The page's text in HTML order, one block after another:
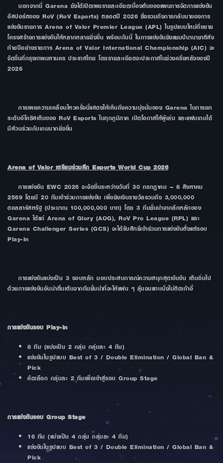
นอกจากนี้ Garena ยังได้เปิดเผยรายละเอียดเบื้องต้นของแผนการจัดการแข่งขัน
อีสปอร์ตของ RoV (RoV Esports) ตลอดปี 2026 ซึ่งรวมถึงการกลับมาของการ
แข่งขันรายการ Arena of Valor Premier League (APL) ในรูปแบบใหม่ที่ขยาย
โครงสร้างการแข่งขันให้หลากหลายยิ่งขึ้น พร้อมกันนี้ ในการแข่งขันชิงแชมป์นานาชาติส่ง
ท้ายปีอย่างรายการ Arena of Valor International Championship (AIC) จะ
จัดขึ้นที่กรุงเทพมหานคร ประเทศไทย โดยรายละเอียดจะประกาศในช่วงครึ่งหลังของปี
2026
การเผยความเคลื่อนไหวครั้งนี้แสดงให้เห็นถึงความมุ่งมั่นของ Garena ในการยก
ระดับอีโคซิสเต็มของ RoV Esports ในทุกภูมิภาค เปิดโอกาสให้ผู้เล่น และแฟนเกมได้
มีส่วนร่วมกับเกมมากยิ่งขึ้น
Arena of Valor เตรียมร่วมศึก Esports World Cup 2026
การแข่งขัน EWC 2026 จะจัดขึ้นระหว่างวันที่ 30 กรกฎาคม – 8 สิงหาคม
2569 โดยมี 20 ทีมเข้าร่วมการแข่งขัน เพื่อชิงเงินรางวัลรวมถึง 3,000,000
ดอลลาร์สหรัฐ (ประมาณ 100,000,000 บาท) โดย 3 ทีมชั้นนำจากลีกหลักของ
Garena ได้แก่ Arena of Glory (AOG), RoV Pro League (RPL) และ
Garena Challenger Series (GCS) จะได้รับสิทธิ์เข้าร่วมการแข่งขันตั้งแต่รอบ
Play-in
การแข่งขันแบ่งเป็น 3 รอบหลัก มอบประสบการณ์ความสนุกสุดเข้มข้น เต็มอิ่มไป
ด้วยการแข่งขันอันน่าตื่นเต้นจากทีมชั้นนำที่จะให้แฟน ๆ ลุ้นจนแทบนั่งไม่ติดเก้าอี้
การแข่งขันรอบ Play-in
8 ทีม (แบ่งเป็น 2 กลุ่ม กลุ่มละ 4 ทีม)
แข่งขันในรูปแบบ Best of 3 / Double Elimination / Global Ban &
Pick
คัดเลือก กลุ่มละ 2 ทีมเพื่อเข้าสู่รอบ Group Stage
การแข่งขันรอบ Group Stage
16 ทีม (แบ่งเป็น 4 กลุ่ม กลุ่มละ 4 ทีม)
แข่งขันในรูปแบบ Best of 3 / Double Elimination / Global Ban &
Pick